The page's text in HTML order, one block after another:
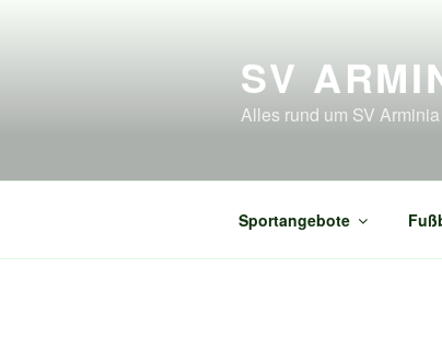
SV
Alles rund um SV
Sportangebote